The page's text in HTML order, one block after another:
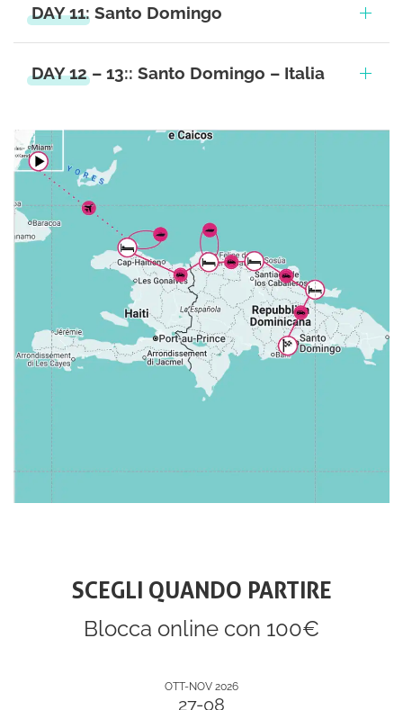
DAY 11: Santo Domingo
DAY 12 – 13:: Santo Domingo – Italia
SCEGLI QUANDO PARTIRE
Blocca online con 100€
OTT-NOV 2026
27-08